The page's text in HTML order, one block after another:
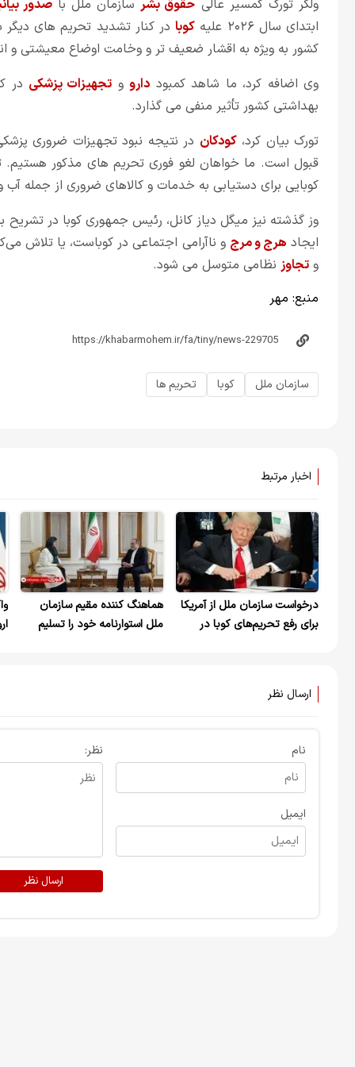
ولکر تورک کمسیر عالی حقوق بشر سازمان ملل باصدور
ابتدای سال ۲۰۲۶ علیه
کوبادر کنار تشدید تحریم های
کشور به ویژه به اقشار ضعیف تر و وخامت اوضاع معیشتی و
وی اضافه کرد، ما شاهد کمبود دارو و تجهیزات پزشکی در
بهداشتی کشور تأثیر منفی می گذارد.
تورک بیان کرد،کودکان در نتیجه نبود تجهیزات ضروری
قبول است. ما خواهان لغو فوری تحریم های مذکور
کوبایی برای دستیابی به خدمات و کالاهای ضروری از جمله
وز گذشته نیز میگل دیاز کانل، رئیس جمهوری کوبا در
ایجاد هرج و مرج و ناآرامی اجتماعی در کوباست، یا تلاش
و تجاوز نظامی متوسل می شود.
منبع: مهر
سازمان ملل کوبا تحریم ها
اخبار مرتبط
درخواست سازمان ملل از آمریکا
برای رفع تحریم‌های کوبا در
هماهنگ کننده مقیم سازمان
ملل استوارنامه خود را تسلیم
ارسال نظر
نام
ایمیل
نظر:
ارسال نظر